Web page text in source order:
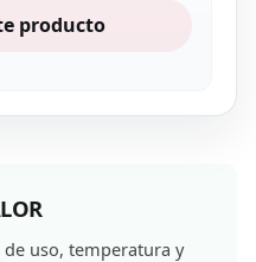
producto
uso, temperatura y